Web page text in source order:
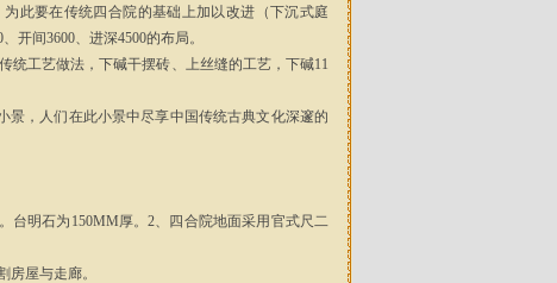
此要在传统四合院的基础上加以改进（下沉式庭
开间3600、进深4500的布局。
统工艺做法，下碱干摆砖、上丝缝的工艺，下碱11
景，人们在此小景中尽享中国传统古典文化深邃的
台明石为150MM厚。2、四合院地面采用官式尺二
屋与走廊。